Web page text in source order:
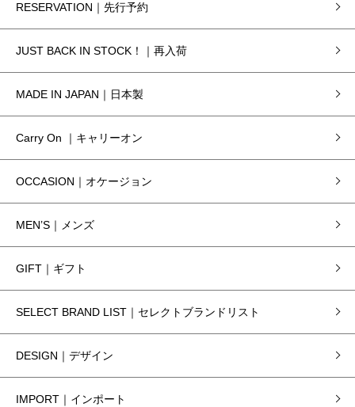
RESERVATION｜先行予約
JUST BACK IN STOCK！｜再入荷
MADE IN JAPAN｜日本製
Carry On ｜キャリーオン
OCCASION｜オケージョン
MEN’S｜メンズ
GIFT｜ギフト
SELECT BRAND LIST｜セレクトブランドリスト
DESIGN｜デザイン
IMPORT｜インポート